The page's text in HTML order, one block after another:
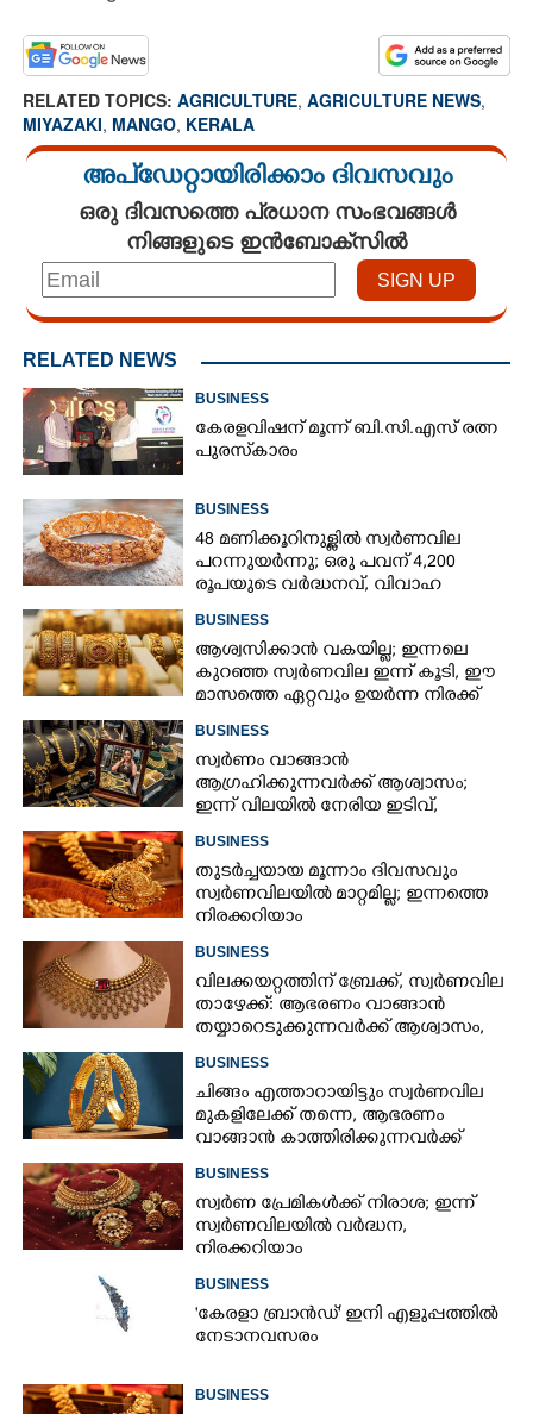
RELATED TOPICS: AGRICULTURE, AGRICULTURE NEWS,
MIYAZAKI, MANGO, KERALA
അപ്ഡേറ്റായിരിക്കാം ദിവസവും
ഒരു ദിവസത്തെ പ്രധാന സംഭവങ്ങൾ
നിങ്ങളുടെ ഇൻബോക്സിൽ
RELATED NEWS
BUSINESS
കേരളവിഷന് മൂന്ന് ബി.സി.എസ് രത്ന
പുരസ്‌കാരം
BUSINESS
48 മണിക്കൂറിനുള്ളിൽ സ്വർണവില
പറന്നുയർന്നു; ഒരു പവന് 4,200
രൂപയുടെ വർദ്ധനവ്, വിവാഹ
സീസണിൽ കനത്ത തിരിച്ചടി
BUSINESS
ആശ്വസിക്കാൻ വകയില്ല; ഇന്നലെ
കുറഞ്ഞ സ്വർണവില ഇന്ന് കൂടി, ഈ
മാസത്തെ ഏറ്റവും ഉയർന്ന നിരക്ക്
BUSINESS
സ്വർണം വാങ്ങാൻ
ആഗ്രഹിക്കുന്നവർക്ക് ആശ്വാസം;
ഇന്ന് വിലയിൽ നേരിയ ഇടിവ്,
നിരക്കറിയാം
BUSINESS
തുടർച്ചയായ മൂന്നാം ദിവസവും
സ്വർണവിലയിൽ മാറ്റമില്ല; ഇന്നത്തെ
നിരക്കറിയാം
BUSINESS
വിലക്കയറ്റത്തിന് ബ്രേക്ക്, സ്വർണവില
താഴേക്ക്: ആഭരണം വാങ്ങാൻ
തയ്യാറെടുക്കുന്നവർക്ക് ആശ്വാസം,
ഇന്നത്തെ നിരക്കറിയാം
BUSINESS
ചിങ്ങം എത്താറായിട്ടും സ്വർണവില
മുകളിലേക്ക് തന്നെ,​ ആഭരണം
വാങ്ങാൻ കാത്തിരിക്കുന്നവർക്ക്
തിരിച്ചടി: ഇന്നത്തെ നിരക്കറിയാം
BUSINESS
സ്വർണ പ്രേമികൾക്ക് നിരാശ; ഇന്ന്
സ്വർണവിലയിൽ വർദ്ധന,
നിരക്കറിയാം
BUSINESS
"കേരളാ ബ്രാൻഡ്" ഇനി എളുപ്പത്തിൽ
നേടാനവസരം
BUSINESS